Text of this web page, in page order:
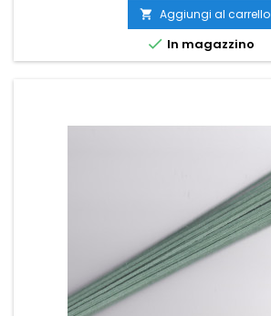
 Aggiungi al carrello
 In magazzino